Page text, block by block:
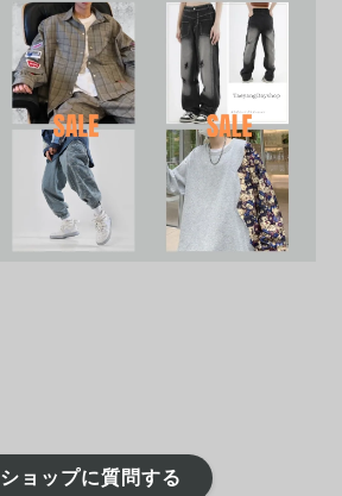
ショップに質問する